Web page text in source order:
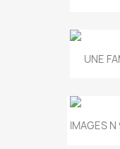
UNE
IMAGES